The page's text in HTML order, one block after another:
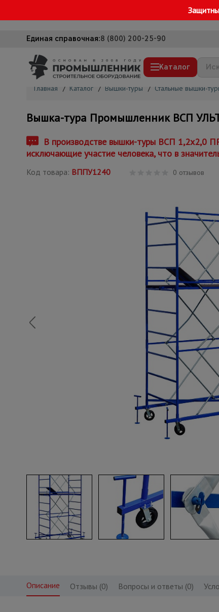
Единая справочная:8 (800) 200-25-90
Каталог
Вышки-туры
Подмости строительные
Сетка, тенты, брезенты
Строительные подъемники
Мусоропровод строительный
Фанера ламинированная
Вибротехника для
Оборудование для работы с
Оборудование для бетонных
Техника для склада
Тачки строительные и садовые
Лестницы и стремянки
Штукатурные комплекты
Сварочные аппараты
Тепловые пушки
Металл и металлообработка
Главная / Каталог / Вышки-туры / Стальные вышки-
Вышка-тура Промышленник ВСП
В производстве вышки-туры ВСП 1,2x2,0
исключающие участие человека, что в
Код товара: ВППУ1240 0 отзывов
Описание Отзывы (0) Вопросы и ответы (0)